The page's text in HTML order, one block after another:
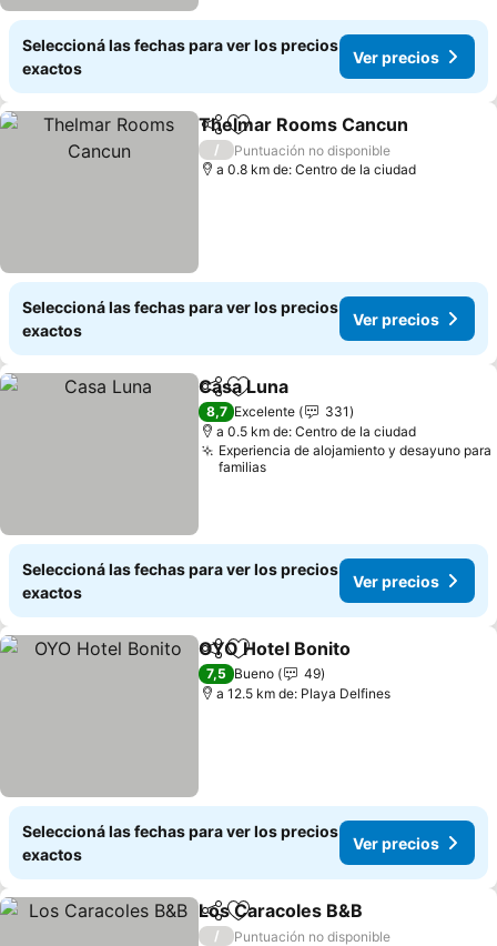
Seleccioná las fechas para ver los precios
exactos
Ver precios
CompartirAñadir a favoritos
Thelmar Rooms Cancun
/
Puntuación no disponible
a 0.8 km de: Centro de la ciudad
Seleccioná las fechas para ver los precios
exactos
Ver precios
CompartirAñadir a favoritos
Casa Luna
8,7 Excelente
331
a 0.5 km de: Centro de la ciudad
Experiencia de alojamiento y desayuno para
familias
Seleccioná las fechas para ver los precios
exactos
Ver precios
CompartirAñadir a favoritos
OYO Hotel Bonito
7,5 Bueno
49
a 12.5 km de: Playa Delfines
Seleccioná las fechas para ver los precios
exactos
Ver precios
CompartirAñadir a favoritos
Los Caracoles B&B
/
Puntuación no disponible